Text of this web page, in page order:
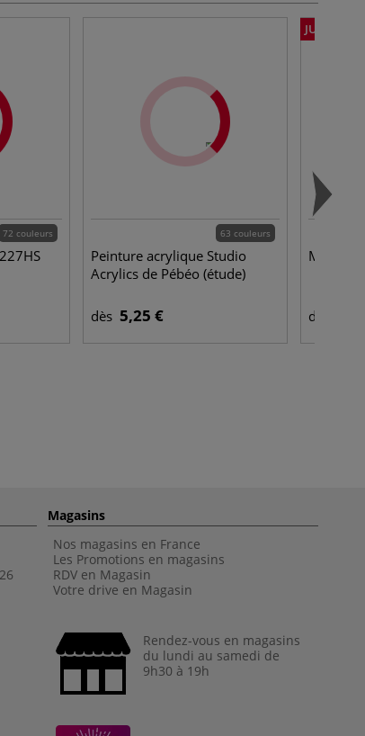
72 couleurs 63 couleurs
Peinture acrylique Studio
Acrylics de Pébéo (étude)
dès 5,25 €
JUSQU'À -
dès
6
Magasins
Nos magasins en France
Les Promotions en magasins
RDV en Magasin
Votre drive en Magasin
Rendez-vous en magasins
du lundi au samedi de
9h30 à 19h